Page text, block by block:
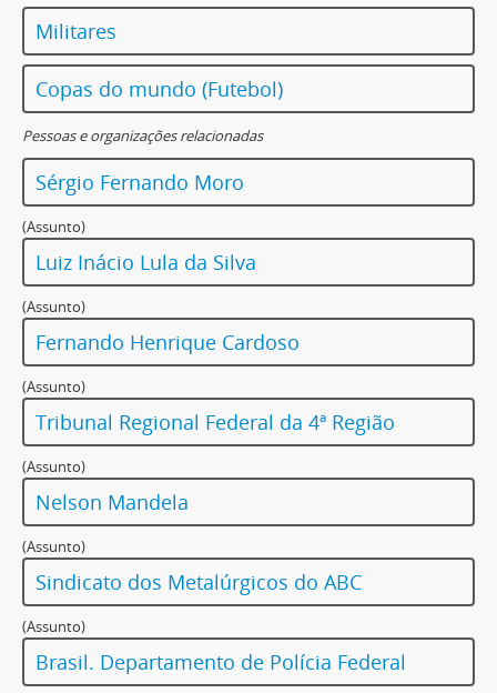
Militares
Copas do mundo (Futebol)
Pessoas e organizações relacionadas
Sérgio Fernando Moro
(Assunto)
Luiz Inácio Lula da Silva
(Assunto)
Fernando Henrique Cardoso
(Assunto)
Tribunal Regional Federal da 4ª Região
(Assunto)
Nelson Mandela
(Assunto)
Sindicato dos Metalúrgicos do ABC
(Assunto)
Brasil. Departamento de Polícia Federal